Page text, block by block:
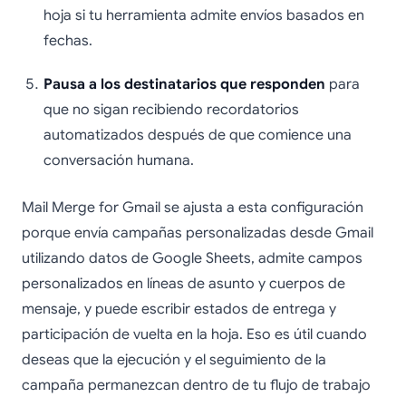
hoja si tu herramienta admite envíos basados en
fechas.
Pausa a los destinatarios que responden para
que no sigan recibiendo recordatorios
automatizados después de que comience una
conversación humana.
Mail Merge for Gmail se ajusta a esta configuración
porque envía campañas personalizadas desde Gmail
utilizando datos de Google Sheets, admite campos
personalizados en líneas de asunto y cuerpos de
mensaje, y puede escribir estados de entrega y
participación de vuelta en la hoja. Eso es útil cuando
deseas que la ejecución y el seguimiento de la
campaña permanezcan dentro de tu flujo de trabajo